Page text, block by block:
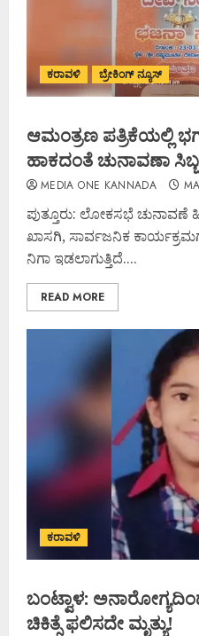
ಕರಾವಳಿ ಬ್ರೇಕಿಂಗ್ ನ್ಯೂಸ್
ಆಮಂತ್ರಣ ಪತ್ರಿಕೆಯಲ್ಲಿ
ಹಾಕದಂತೆ ಚುನಾವಣಾ
MEDIA ONE KANNADA
ಪುತ್ತೂರು: ಲೋಕಸಭೆ ಚುನಾವಣೆ
ಖಾಸಗಿ, ಸಾರ್ವಜನಿಕ
ನಿಗಾ ಇಡಲಾಗುತ್ತಿದೆ....
READ MORE
ಕರಾವಳಿ
ಬಂಟ್ವಾಳ:
ಚಿಕಿತ್ಸೆ ಫಲಿಸದೇ ಮೃತ್ಯು!